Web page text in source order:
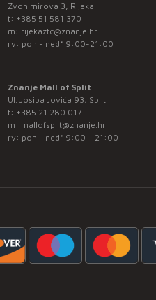
Zvonimirova 3, Rijeka
t: +385 51 581 370
m: rijekaztc@znanje.hr
rv: pon - ned* 9:00-21:00
Znanje Mall of Split
Ul. Josipa Jovića 93, Split
t: +385 21 280 017
m: mallofsplit@znanje.hr
rv: pon - ned* 9:00 – 21:00